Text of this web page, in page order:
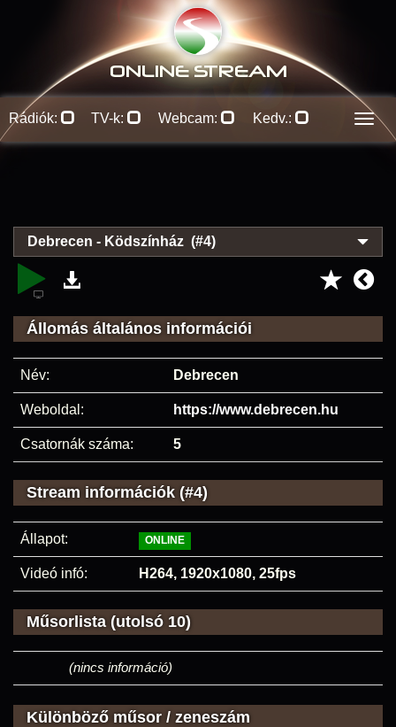
ONLINE STREAM
Rádiók: TV-k: Webcam: Kedv.:
Debrecen - Ködszínház (#4)
Állomás általános információi
Név: Debrecen
Weboldal: https://www.debrecen.hu
Csatornák száma: 5
Stream információk (#4)
Állapot: ONLINE
Videó infó: H264, 1920x1080, 25fps
Műsorlista (utolsó 10)
(nincs információ)
Különböző műsor / zeneszám